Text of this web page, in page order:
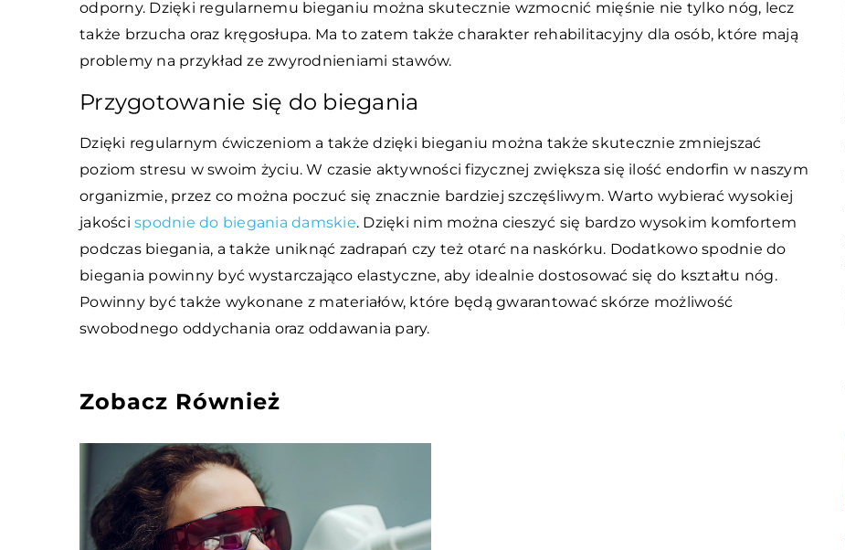
odporny. Dzięki regularnemu bieganiu można skutecznie wzmocnić mięśnie nie tylko nóg, lecz
także brzucha oraz kręgosłupa. Ma to zatem także charakter rehabilitacyjny dla osób, które mają
problemy na przykład ze zwyrodnieniami stawów.
Przygotowanie się do biegania
Dzięki regularnym ćwiczeniom a także dzięki bieganiu można także skutecznie zmniejszać
poziom stresu w swoim życiu. W czasie aktywności fizycznej zwiększa się ilość endorfin w naszym
organizmie, przez co można poczuć się znacznie bardziej szczęśliwym. Warto wybierać wysokiej
jakości spodnie do biegania damskie. Dzięki nim można cieszyć się bardzo wysokim komfortem
podczas biegania, a także uniknąć zadrapań czy też otarć na naskórku. Dodatkowo spodnie do
biegania powinny być wystarczająco elastyczne, aby idealnie dostosować się do kształtu nóg.
Powinny być także wykonane z materiałów, które będą gwarantować skórze możliwość
swobodnego oddychania oraz oddawania pary.
Zobacz Również